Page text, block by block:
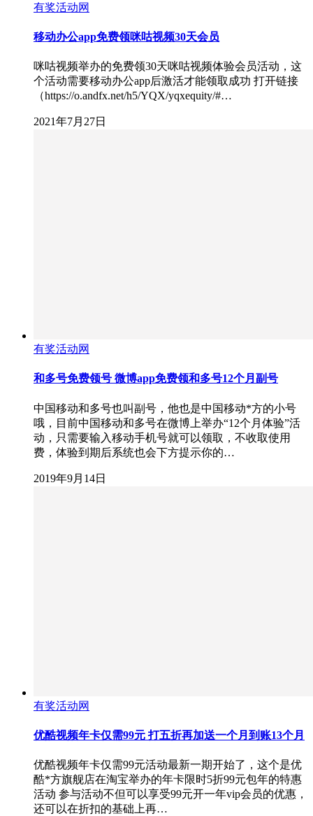
有奖活动网
移动办公app免费领咪咕视频30天会员
咪咕视频举办的免费领30天咪咕视频体验会员活动，这
个活动需要移动办公app后激活才能领取成功 打开链接
（https://o.andfx.net/h5/YQX/yqxequity/#…
2021年7月27日
有奖活动网
和多号免费领号 微博app免费领和多号12个月副号
中国移动和多号也叫副号，他也是中国移动*方的小号
哦，目前中国移动和多号在微博上举办“12个月体验”活
动，只需要输入移动手机号就可以领取，不收取使用
费，体验到期后系统也会下方提示你的…
2019年9月14日
有奖活动网
优酷视频年卡仅需99元 打五折再加送一个月到账13个月
优酷视频年卡仅需99元活动最新一期开始了，这个是优
酷*方旗舰店在淘宝举办的年卡限时5折99元包年的特惠
活动 参与活动不但可以享受99元开一年vip会员的优惠，
还可以在折扣的基础上再…